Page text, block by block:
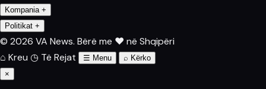
Kompania +
Politikat +
© 2026 VA News. Bërë me ♥ në Shqipëri
⌂ Kreu ◷ Të Rejat ☰ Menu ⌕ Kërko
×